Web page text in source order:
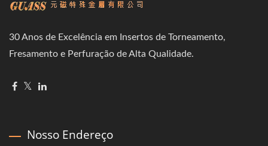
30 Anos de Excelência em Insertos de Torneamento,
Fresamento e Perfuração de Alta Qualidade.
Nosso Endereço